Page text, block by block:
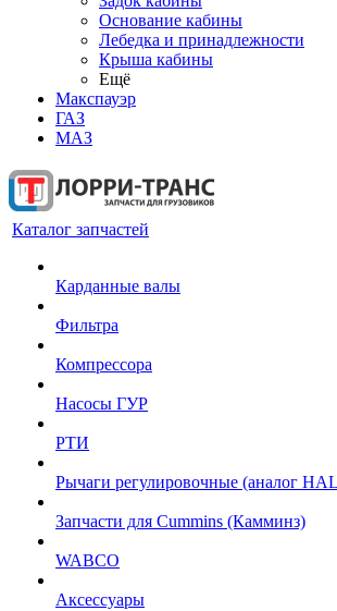
Основание кабины
Лебедка и принадлежности
Крыша кабины
Ещё
Макспауэр
ГАЗ
МАЗ
Каталог запчастей
Карданные валы
Фильтра
Компрессора
Насосы ГУР
РТИ
Рычаги регулировочные (аналог
Запчасти для Cummins (Камминз)
WABCO
Аксессуары